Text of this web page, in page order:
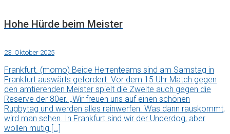
Hohe Hürde beim Meister
23. Oktober 2025
Frankfurt. (momo) Beide Herrenteams sind am Samstag in
Frankfurt auswärts gefordert. Vor dem 15 Uhr Match gegen
den amtierenden Meister spielt die Zweite auch gegen die
Reserve der 80er. „Wir freuen uns auf einen schönen
Rugbytag und werden alles reinwerfen. Was dann rauskommt,
wird man sehen. In Frankfurt sind wir der Underdog, aber
wollen mutig […]